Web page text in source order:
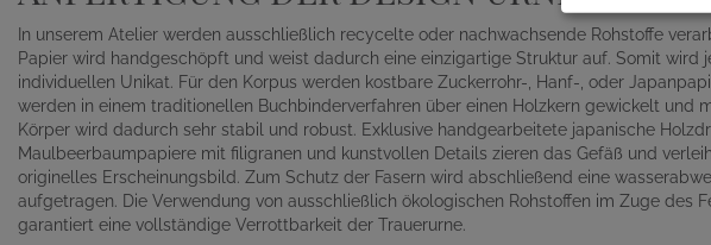
In unserem Atelier werden ausschließlich recycelte oder nachwachsende Rohstoffe
Papier wird handgeschöpft und weist dadurch eine einzigartige Struktur auf. Somit wird
individuellen Unikat. Für den Korpus werden kostbare Zuckerrohr-, Hanf-, oder
werden in einem traditionellen Buchbinderverfahren über einen Holzkern gewickelt und
Körper wird dadurch sehr stabil und robust. Exklusive handgearbeitete japanische
Maulbeerbaumpapiere mit filigranen und kunstvollen Details zieren das Gefäß und
originelles Erscheinungsbild. Zum Schutz der Fasern wird abschließend eine
aufgetragen. Die Verwendung von ausschließlich ökologischen Rohstoffen im Zuge des
garantiert eine vollständige Verrottbarkeit der Trauerurne.